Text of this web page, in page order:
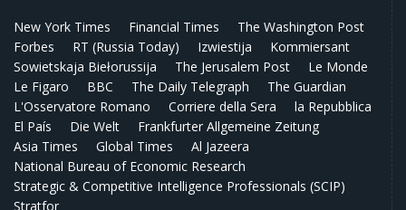
New York Times Financial Times
The Washington Post
Forbes
RT (Russia Today) Izwiestija
Kommiersant
Sowietskaja Biełorussija
The Jerusalem Post
Le Monde
Le Figaro
BBC The Daily Telegraph
The Guardian
L'Osservatore Romano
Corriere della Sera
la Repubblica
El País
Die Welt
Frankfurter Allgemeine Zeitung
Asia Times
Global Times
Al Jazeera
National Bureau of Economic Research
Strategic & Competitive Intelligence Professionals (SCIP)
Stratfor